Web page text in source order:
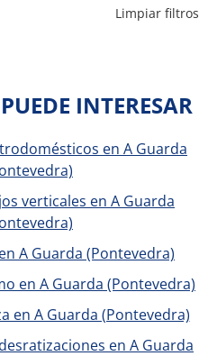
Limpiar filtros
INTERESAR
en A Guarda
verticales en A Guarda
A Guarda (Pontevedra)
en A Guarda (Pontevedra)
en A Guarda (Pontevedra)
en A Guarda